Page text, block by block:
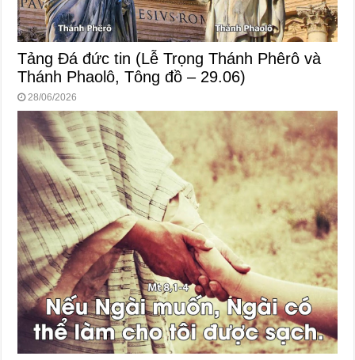
Tảng Đá đức tin (Lễ Trọng Thánh Phêrô và
Thánh Phaolô, Tông đồ – 29.06)
28/06/2026